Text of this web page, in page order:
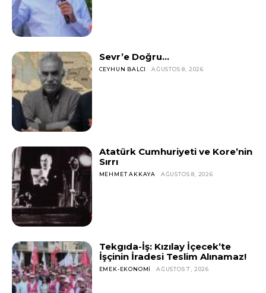
Sevr’e Doğru…
CEYHUN BALCI AĞUSTOS 8, 2026
Atatürk Cumhuriyeti ve Kore’nin
Sırrı
MEHMET AKKAYA AĞUSTOS 8, 2026
Tekgıda-İş: Kızılay İçecek’te
İşçinin İradesi Teslim Alınamaz!
EMEK-EKONOMI AĞUSTOS 7, 2026